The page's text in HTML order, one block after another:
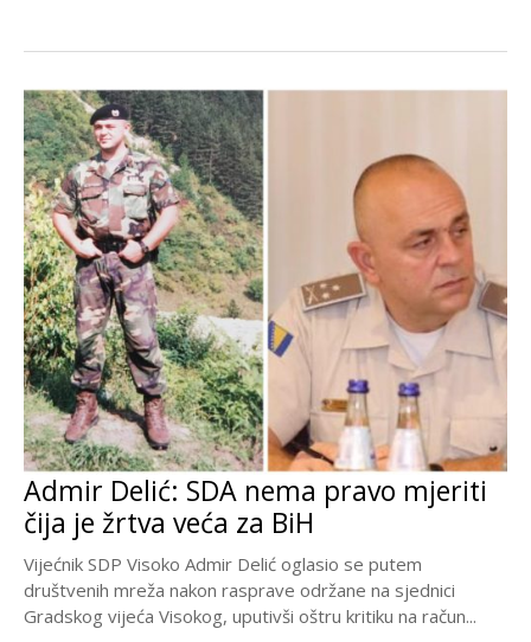
Admir Delić: SDA nema pravo mjeriti
čija je žrtva veća za BiH
Vijećnik SDP Visoko Admir Delić oglasio se putem
društvenih mreža nakon rasprave održane na sjednici
Gradskog vijeća Visokog, uputivši oštru kritiku na račun...